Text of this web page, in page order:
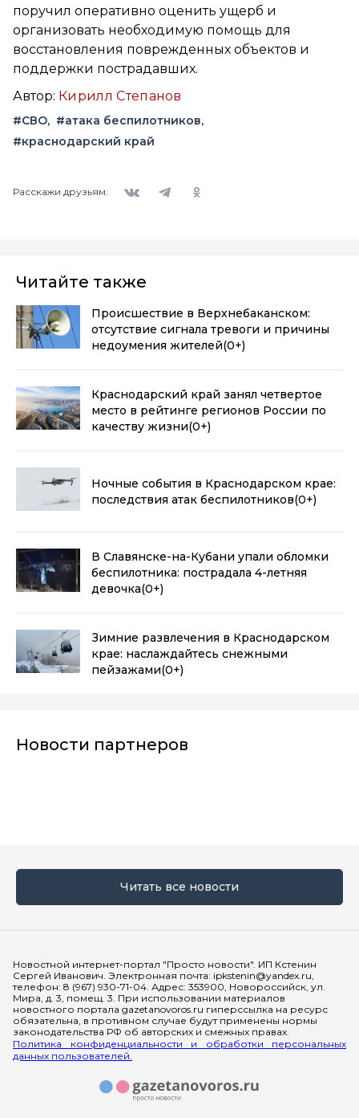
поручил оперативно оценить ущерб и
организовать необходимую помощь для
восстановления поврежденных объектов и
поддержки пострадавших.
Автор: Кирилл Степанов
#СВО
#атака беспилотников
#краснодарский край
Расскажи друзьям:
Читайте также
Происшествие в Верхнебаканском:
отсутствие сигнала тревоги и причины
недоумения жителей(0+)
Краснодарский край занял четвертое
место в рейтинге регионов России по
качеству жизни(0+)
Ночные события в Краснодарском крае:
последствия атак беспилотников(0+)
В Славянске-на-Кубани упали обломки
беспилотника: пострадала 4-летняя
девочка(0+)
Зимние развлечения в Краснодарском
крае: наслаждайтесь снежными
пейзажами(0+)
Новости партнеров
Читать все новости
Новостной интернет-портал "Просто новости". ИП Кстенин
Сергей Иванович. Электронная почта: ipkstenin@yandex.ru,
телефон: 8 (967) 930-71-04. Адрес: 353900, Новороссийск, ул.
Мира, д. 3, помещ. 3. При использовании материалов
новостного портала gazetanovoros.ru гиперссылка на ресурс
обязательна, в противном случае будут применены нормы
законодательства РФ об авторских и смежных правах.
Политика конфиденциальности и обработки персональных
данных пользователей.